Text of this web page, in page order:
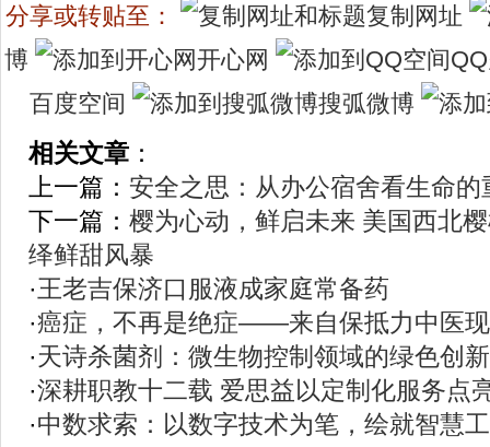
分享或转贴至：
复制网址
博
开心网
百度空间
搜弧微博
相关文章 ：
上一篇： 安全之思：从办公宿舍看生命的
下一篇： 樱为心动，鲜启未来 美国西北
绎鲜甜风暴
·王老吉保济口服液成家庭常备药
·癌症，不再是绝症——来自保抵力中医
·天诗杀菌剂：微生物控制领域的绿色创
·深耕职教十二载 爱思益以定制化服务点
·中数求索：以数字技术为笔，绘就智慧